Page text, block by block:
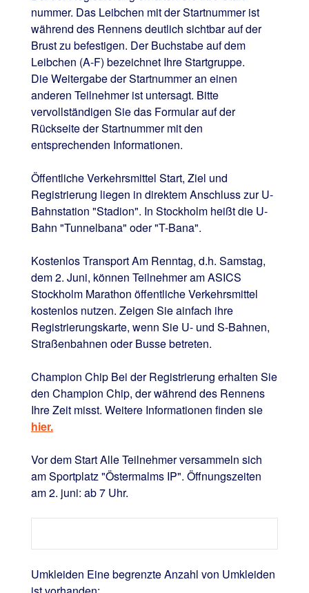
nummer. Das Leibchen mit der Startnummer ist
während des Rennens deutlich sichtbar auf der
Brust zu befestigen. Der Buchstabe auf dem
Leibchen (A-F) bezeichnet Ihre Startgruppe.
Die Weitergabe der Startnummer an einen
anderen Teilnehmer ist untersagt. Bitte
vervollständigen Sie das Formular auf der
Rückseite der Startnummer mit den
entsprechenden Informationen.
Öffentliche Verkehrsmittel Start, Ziel und
Registrierung liegen in direktem Anschluss zur U-
Bahnstation "Stadion". In Stockholm heißt die U-
Bahn "Tunnelbana" oder "T-Bana".
Kostenlos Transport Am Renntag, d.h. Samstag,
dem 2. Juni, können Teil­nehmer am ASICS
Stockholm Marathon öffentliche Verkehrsmittel
kostenlos nutzen. Zeigen Sie ainfach ihre
Registrierungskarte, wenn Sie U- und S-Bahnen,
Straßenbahnen oder Busse betreten.
Champion Chip Bei der Registrierung erhalten Sie
den Champion Chip, der während des Rennens
Ihre Zeit misst. Weitere Informationen finden sie
hier.
Vor dem Start Alle Teilnehmer versammeln sich
am Sportplatz "Östermalms IP". Öffnungszeiten
am 2. juni: ab 7 Uhr.
Umkleiden Eine begrenzte Anzahl von Umkleiden